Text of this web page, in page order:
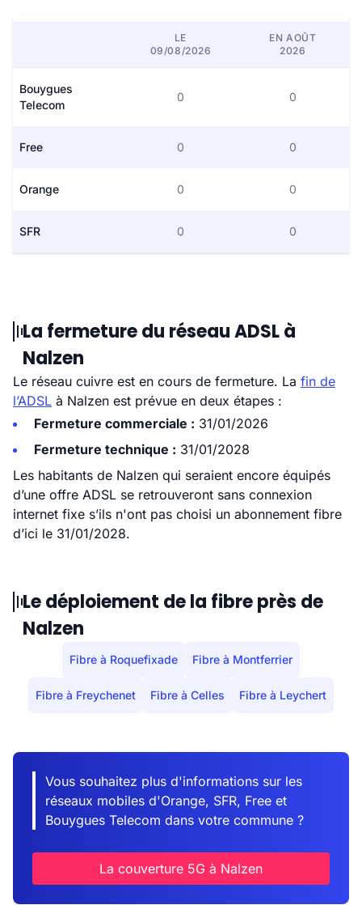
LE
09/08/2026
EN AOÛT
2026
Bouygues
Telecom
0 0
Free 0 0
Orange 0 0
SFR 0 0
La fermeture du réseau ADSL à
Nalzen
Le réseau cuivre est en cours de fermeture. La fin de
l’ADSL à Nalzen est prévue en deux étapes :
Fermeture commerciale : 31/01/2026
Fermeture technique : 31/01/2028
Les habitants de Nalzen qui seraient encore équipés
d’une offre ADSL se retrouveront sans connexion
internet fixe s’ils n'ont pas choisi un abonnement fibre
d’ici le 31/01/2028.
Le déploiement de la fibre près de
Nalzen
Fibre à Roquefixade Fibre à Montferrier
Fibre à Freychenet Fibre à Celles Fibre à Leychert
Vous souhaitez plus d'informations sur les
réseaux mobiles d'Orange, SFR, Free et
Bouygues Telecom dans votre commune ?
La couverture 5G à Nalzen